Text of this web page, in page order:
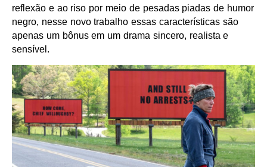
reflexão e ao riso por meio de pesadas piadas de humor
negro, nesse novo trabalho essas características são
apenas um bônus em um drama sincero, realista e
sensível.